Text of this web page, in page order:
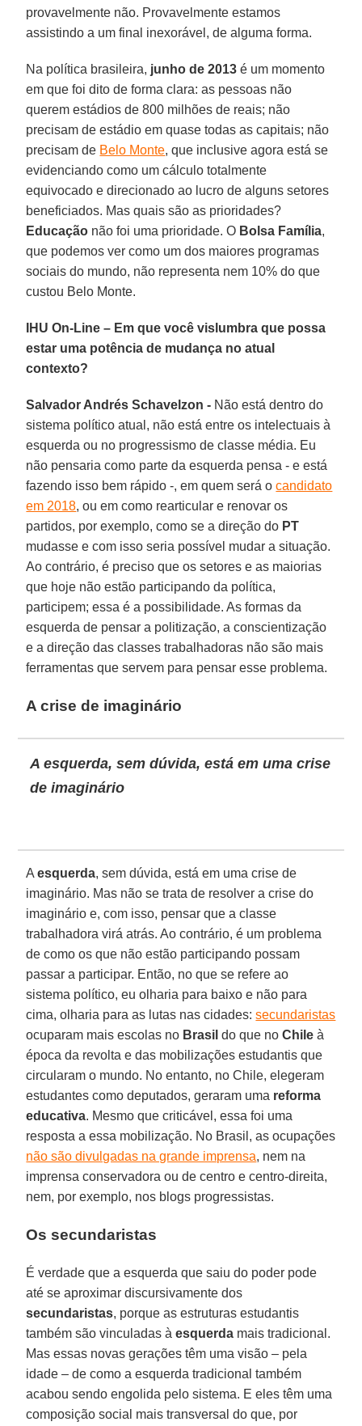
provavelmente não. Provavelmente estamos
assistindo a um final inexorável, de alguma forma.
Na política brasileira, junho de 2013 é um momento
em que foi dito de forma clara: as pessoas não
querem estádios de 800 milhões de reais; não
precisam de estádio em quase todas as capitais; não
precisam de Belo Monte, que inclusive agora está se
evidenciando como um cálculo totalmente
equivocado e direcionado ao lucro de alguns setores
beneficiados. Mas quais são as prioridades?
Educação não foi uma prioridade. O Bolsa Família,
que podemos ver como um dos maiores programas
sociais do mundo, não representa nem 10% do que
custou Belo Monte.
IHU On-Line – Em que você vislumbra que possa
estar uma potência de mudança no atual
contexto?
Salvador Andrés Schavelzon - Não está dentro do
sistema político atual, não está entre os intelectuais à
esquerda ou no progressismo de classe média. Eu
não pensaria como parte da esquerda pensa - e está
fazendo isso bem rápido -, em quem será ocandidato
em 2018, ou em como rearticular e renovar os
partidos, por exemplo, como se a direção do PT
mudasse e com isso seria possível mudar a situação.
Ao contrário, é preciso que os setores e as maiorias
que hoje não estão participando da política,
participem; essa é a possibilidade. As formas da
esquerda de pensar a politização, a conscientização
e a direção das classes trabalhadoras não são mais
ferramentas que servem para pensar esse problema.
A crise de imaginário
A esquerda, sem dúvida, está em uma crise
de imaginário
Aesquerda, sem dúvida, está em uma crise de
imaginário. Mas não se trata de resolver a crise do
imaginário e, com isso, pensar que a classe
trabalhadora virá atrás. Ao contrário, é um problema
de como os que não estão participando possam
passar a participar. Então, no que se refere ao
sistema político, eu olharia para baixo e não para
cima, olharia para as lutas nas cidades:secundaristas
ocuparam mais escolas no Brasil do que noChile à
época da revolta e das mobilizações estudantis que
circularam o mundo. No entanto, no Chile, elegeram
estudantes como deputados, geraram uma reforma
educativa. Mesmo que criticável, essa foi uma
resposta a essa mobilização. No Brasil, as ocupações
não são divulgadas na grande imprensa, nem na
imprensa conservadora ou de centro e centro-direita,
nem, por exemplo, nos blogs progressistas.
Os secundaristas
É verdade que a esquerda que saiu do poder pode
até se aproximar discursivamente dos
secundaristas, porque as estruturas estudantis
também são vinculadas àesquerda mais tradicional.
Mas essas novas gerações têm uma visão – pela
idade – de como a esquerda tradicional também
acabou sendo engolida pelo sistema. E eles têm uma
composição social mais transversal do que, por